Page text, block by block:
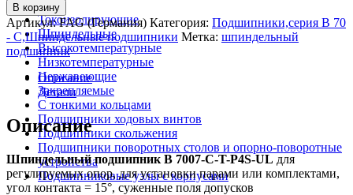
Токоизолирующие
Шпиндельные
Высокотемпературные
Низкотемпературные
Нержавеющие
Закрепляемые
С тонкими кольцами
Подшипники ходовых винтов
Подшипники скольжения
Подшипники поворотных столов и опорно-поворотные
устройства
Подшипниковые узлы с корпусами
В корзину
Артикул:FAG (Германия) Категория: Подшипники,серия В 70
- С,Шпиндельные подшипники Метка: шпиндельный
подшипник
Описание
Детали
Описание
Шпиндельный подшипник B 7007-С-T-P4S-UL для
регулируемых опор, для установки парами или комплектами,
угол контакта = 15°, суженные поля допусков